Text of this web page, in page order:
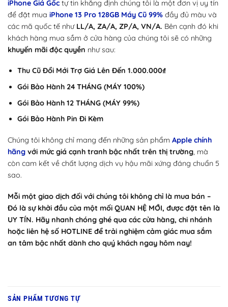
iPhone Giá Gốc tự tin khẳng định chúng tôi là một đơn vị uy tín
để đặt mua iPhone 13 Pro 128GB Máy Cũ 99% đầy đủ màu và
các mã quốc tế như LL/A, ZA/A, ZP/A, VN/A. Bên cạnh đó khi
khách hàng mua sắm ở cửa hàng của chúng tôi sẽ có những
khuyến mãi độc quyền như sau:
Thu Cũ Đổi Mới Trợ Giá Lên Đến 1.000.000₫
Gói Bảo Hành 24 THÁNG (MÁY 100%)
Gói Bảo Hành 12 THÁNG (MÁY 99%)
Gói Bảo Hành Pin Đi Kèm
Chúng tôi không chỉ mang đến những sản phẩm Apple chính
hãng với mức giá cạnh tranh bậc nhất trên thị trường, mà
còn cam kết về chất lượng dịch vụ hậu mãi xứng đáng chuẩn 5
sao.
Mỗi một giao dịch đối với chúng tôi không chỉ là mua bán –
Đó là sự khởi đầu của một mối QUAN HỆ MỚI, được đặt tên là
UY TÍN. Hãy nhanh chóng ghé qua các cửa hàng, chi nhánh
hoặc liên hệ số HOTLINE để trải nghiệm cảm giác mua sắm
an tâm bậc nhất dành cho quý khách ngay hôm nay!
SẢN PHẨM TƯƠNG TỰ